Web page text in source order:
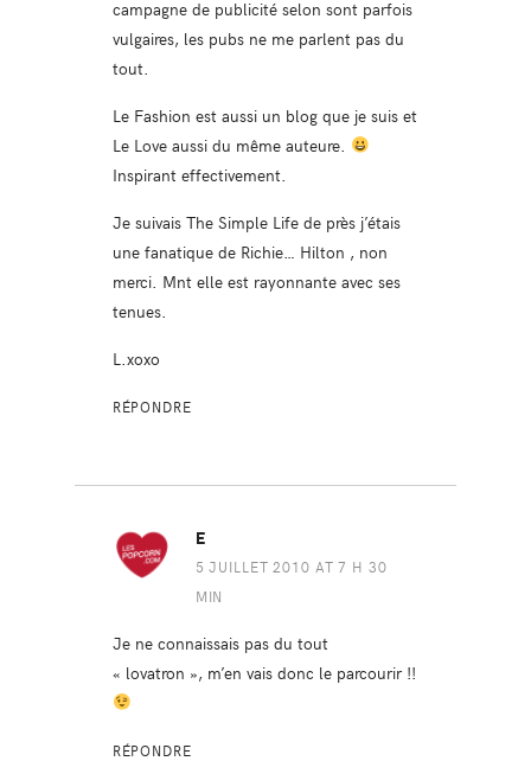
campagne de publicité selon sont parfois
vulgaires, les pubs ne me parlent pas du
tout.
Le Fashion est aussi un blog que je suis et
Le Love aussi du même auteure.
Inspirant effectivement.
Je suivais The Simple Life de près j’étais
une fanatique de Richie… Hilton , non
merci. Mnt elle est rayonnante avec ses
tenues.
L.xoxo
RÉPONDRE
E
5 JUILLET 2010 AT 7 H 30
MIN
Je ne connaissais pas du tout
« lovatron », m’en vais donc le parcourir !!
RÉPONDRE